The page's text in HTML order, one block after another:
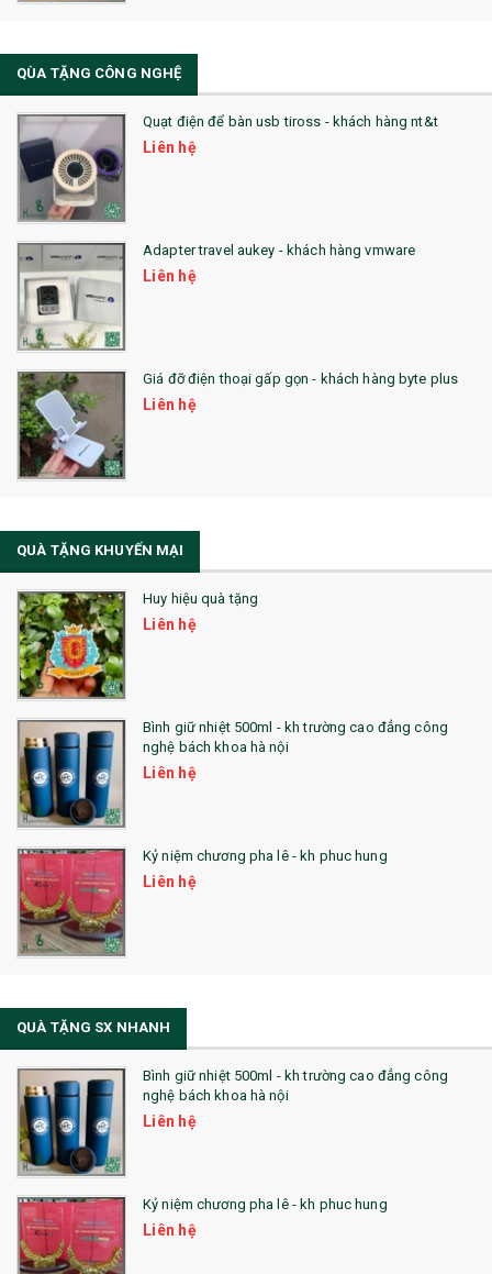
36. QUẠT NHỰA QUẢNG CÁO
QUÀ TẶNG KHUYẾN MẠI
QUÀ TẶNG SX NHANH
QUÀ TẶNG HỘI THẢO
QUÀ TẶNG CÔNG NGHỆ
SẢN PHẨM ĐÃ THỰC HIỆN
QUÀ TẶNG SỨC KHỎE
SẢN PHẨM MỚI 2021
Sổ Sạc Đa Năng
La Fonte
QÙA TẶNG CÔNG NGHỆ
Quạt điện để bàn usb tiross - khách hàng nt&t
Liên hệ
Adapter travel aukey - khách hàng vmware
Liên hệ
Giá đỡ điện thoại gấp gọn - khách hàng byte plus
Liên hệ
QUÀ TẶNG KHUYẾN MẠI
Huy hiệu quà tặng
Liên hệ
Bình giữ nhiệt 500ml - kh trường cao đẳng công
nghệ bách khoa hà nội
Liên hệ
Kỷ niệm chương pha lê - kh phuc hung
Liên hệ
QUÀ TẶNG SX NHANH
Bình giữ nhiệt 500ml - kh trường cao đẳng công
nghệ bách khoa hà nội
Liên hệ
Kỷ niệm chương pha lê - kh phuc hung
Liên hệ